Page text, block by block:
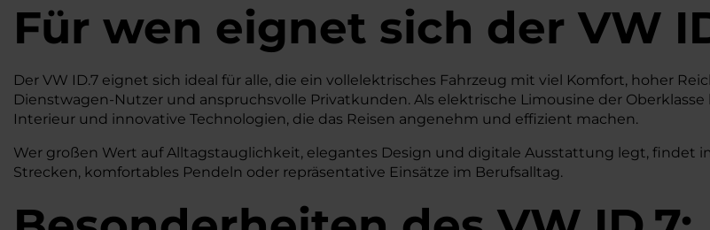
Für wen eignet sich der VW
Der VW ID.7 eignet sich ideal für alle, die ein vollelektrisches Fahrzeug mit viel Komfort, hoher
Dienstwagen-Nutzer und anspruchsvolle Privatkunden. Als elektrische Limousine der
Interieur und innovative Technologien, die das Reisen angenehm und effizient machen.
Wer großen Wert auf Alltagstauglichkeit, elegantes Design und digitale Ausstattung legt, findet
Strecken, komfortables Pendeln oder repräsentative Einsätze im Berufsalltag.